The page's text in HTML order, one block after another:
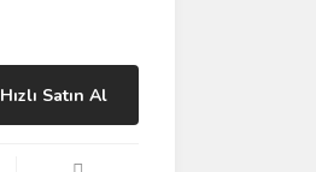
Hızlı Satın Al